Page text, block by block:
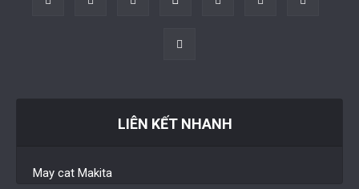
LIÊN KẾT NHANH
May cat Makita